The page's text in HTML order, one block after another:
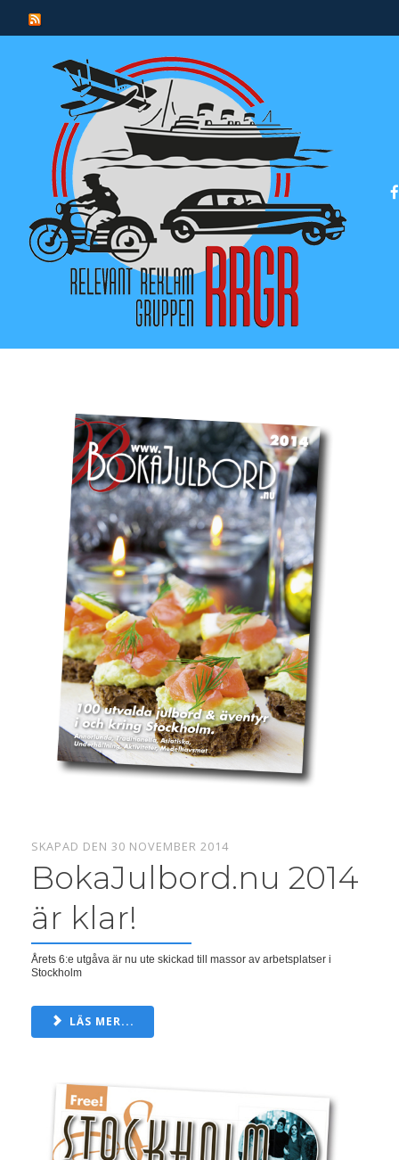
SKAPAD DEN 30 NOVEMBER 2014
BokaJulbord.nu 2014
är klar!
Årets 6:e utgåva är nu ute skickad till massor av arbetsplatser i
Stockholm
LÄS MER...